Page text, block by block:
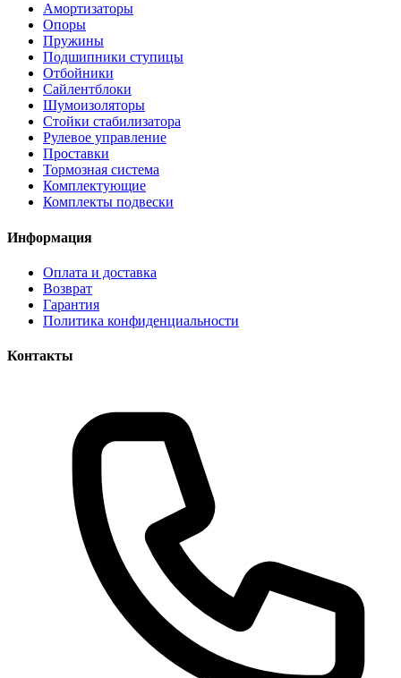
Амортизаторы
Опоры
Пружины
Подшипники ступицы
Отбойники
Сайлентблоки
Шумоизоляторы
Стойки стабилизатора
Рулевое управление
Проставки
Тормозная система
Комплектующие
Комплекты подвески
Информация
Оплата и доставка
Возврат
Гарантия
Политика конфиденциальности
Контакты